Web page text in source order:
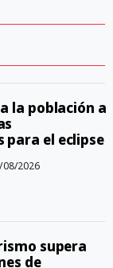
la población a
para el eclipse
08/2026
supera
de